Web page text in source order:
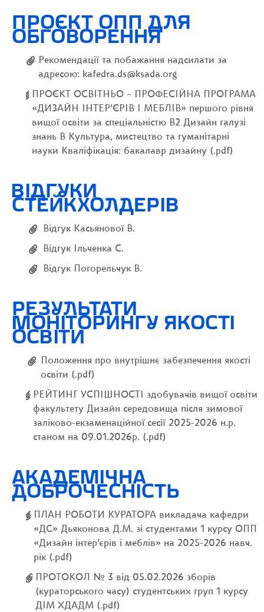
ПРОЄКТ ОПП ДЛЯ
ОБГОВОРЕННЯ
Рекомендації та побажання надсилати за
адресою: kafedra.ds@ksada.org
ПРОЄКТ ОСВІТНЬО – ПРОФЕСІЙНА ПРОГРАМА
«ДИЗАЙН ІНТЕР’ЄРІВ І МЕБЛІВ» першого рівня
вищої освіти за спеціальністю В2 Дизайн галузі
знань В Культура, мистецтво та гуманітарні
науки Кваліфікація: бакалавр дизайну (.pdf)
ВІДГУКИ
СТЕЙКХОЛДЕРІВ
Відгук Касьянової В.
Відгук Ільченка С.
Відгук Погорельчук В.
РЕЗУЛЬТАТИ
МОНІТОРИНГУ ЯКОСТІ
ОСВІТИ
Положення про внутрішнє забезпечення якості
освіти (.pdf)
РЕЙТИНГ УСПІШНОСТІ здобувачів вищої освіти
факультету Дизайн середовища після зимової
заліково-екзаменаційної сесії 2025-2026 н.р.
станом на 09.01.2026р. (.pdf)
АКАДЕМІЧНА
ДОБРОЧЕСНІСТЬ
ПЛАН РОБОТИ КУРАТОРА викладача кафедри
«ДС» Дьяконова Д.М. зі студентами 1 курсу ОПП
«Дизайн інтер’єрів і меблів» на 2025-2026 навч.
рік (.pdf)
ПРОТОКОЛ № 3 від 05.02.2026 зборів
(кураторського часу) студентських груп 1 курсу
ДІМ ХДАДМ (.pdf)